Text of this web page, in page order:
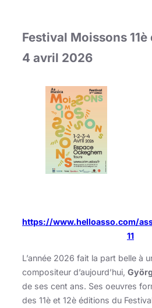
Festival Moissons
4 avril 2026
https://www.helloasso.com/
11
L’année 2026 fait la part belle à
compositeur d’aujourd’hui,
de ses cent ans. Ses oeuvres
des 11è et 12è éditions du